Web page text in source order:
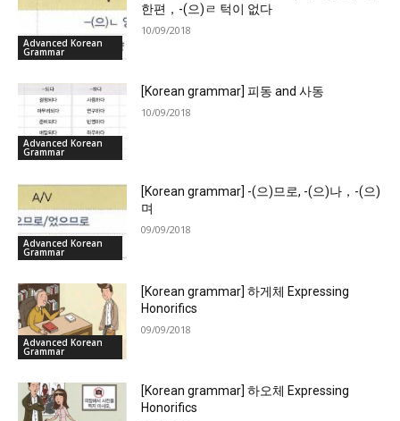
Advanced Korean
Grammar
한편，-(으)ㄹ 턱이 없다
10/09/2018
Advanced Korean
Grammar
[Korean grammar] 피동 and 사동
10/09/2018
Advanced Korean
Grammar
[Korean grammar] -(으)므로, -(으)나，-(으)
며
09/09/2018
Advanced Korean
Grammar
[Korean grammar] 하게체 Expressing
Honorifics
09/09/2018
[Korean grammar] 하오체 Expressing
Honorifics